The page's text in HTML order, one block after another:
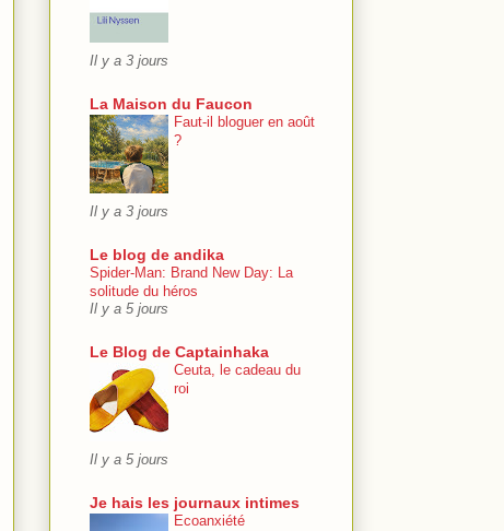
Il y a 3 jours
La Maison du Faucon
Faut-il bloguer en août
?
Il y a 3 jours
Le blog de andika
Spider-Man: Brand New Day: La
solitude du héros
Il y a 5 jours
Le Blog de Captainhaka
Ceuta, le cadeau du
roi
Il y a 5 jours
Je hais les journaux intimes
Ecoanxiété